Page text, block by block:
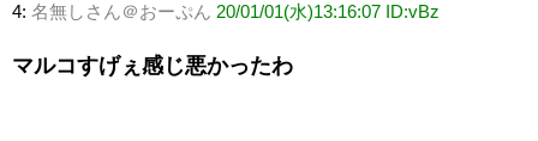
4: 名無しさん＠おーぷん 20/01/01(水)13:16:07 ID:vBz
マルコすげぇ感じ悪かったわ